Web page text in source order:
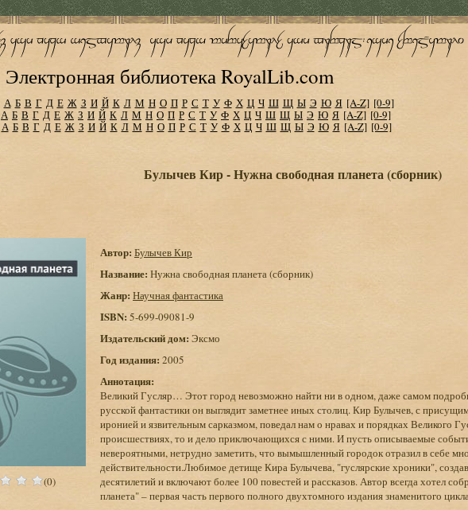
Электронная библиотека RoyalLib.com
А Б В Г Д Е Ж З И Й К Л М Н О П Р С Т У Ф Х Ц Ч Ш Щ Ы Э Ю Я [A-Z] [0-9]
А Б В Г Д Е Ж З И Й К Л М Н О П Р С Т У Ф Х Ц Ч Ш Щ Ы Э Ю Я [A-Z] [0-9]
А Б В Г Д Е Ж З И Й К Л М Н О П Р С Т У Ф Х Ц Ч Ш Щ Ы Э Ю Я [A-Z] [0-9]
Булычев Кир - Нужна свободная планета (сборник)
(0)
Автор: Булычев Кир
Название: Нужна свободная планета (сборник)
Жанр: Научная фантастика
ISBN: 5-699-09081-9
Издательский дом: Эксмо
Год издания: 2005
Аннотация:
Великий Гусляр… Этот город невозможно найти ни в одном, даже самом
русской фантастики он выглядит заметнее иных столиц. Кир Булычев, с
иронией и язвительным сарказмом, поведал нам о нравах и порядках Великого
происшествиях, то и дело приключающихся с ними. И пусть описываемые
невероятными, нетрудно заметить, что вымышленный городок отразил в себе
действительности.Любимое детище Кира Булычева, "гуслярские хроники",
десятилетий и включают более 100 повестей и рассказов. Автор всегда хотел
планета" – первая часть первого полного двухтомного издания знаменитого